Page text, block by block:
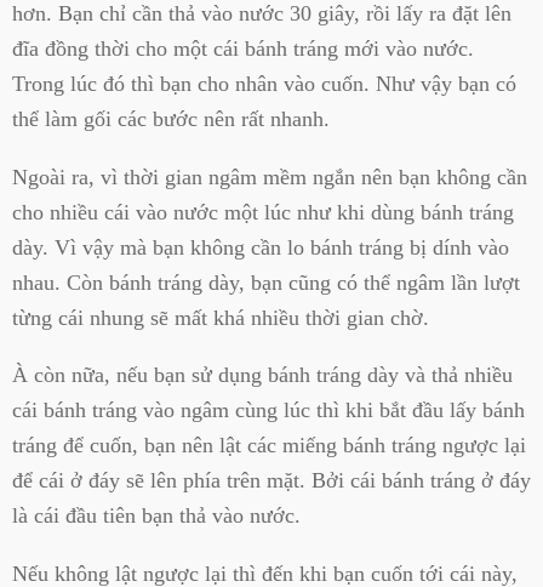
hơn. Bạn chỉ cần thả vào nước 30 giây, rồi lấy ra đặt lên
đĩa đồng thời cho một cái bánh tráng mới vào nước.
Trong lúc đó thì bạn cho nhân vào cuốn. Như vậy bạn có
thể làm gối các bước nên rất nhanh.
Ngoài ra, vì thời gian ngâm mềm ngắn nên bạn không cần
cho nhiều cái vào nước một lúc như khi dùng bánh tráng
dày. Vì vậy mà bạn không cần lo bánh tráng bị dính vào
nhau. Còn bánh tráng dày, bạn cũng có thể ngâm lần lượt
từng cái nhung sẽ mất khá nhiều thời gian chờ.
À còn nữa, nếu bạn sử dụng bánh tráng dày và thả nhiều
cái bánh tráng vào ngâm cùng lúc thì khi bắt đầu lấy bánh
tráng để cuốn, bạn nên lật các miếng bánh tráng ngược lại
để cái ở đáy sẽ lên phía trên mặt. Bởi cái bánh tráng ở đáy
là cái đầu tiên bạn thả vào nước.
Nếu không lật ngược lại thì đến khi bạn cuốn tới cái này,